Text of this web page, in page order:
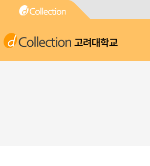
고려대학교